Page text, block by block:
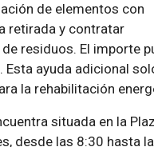
de elementos con
retirada y contratar
residuos. El importe
ayuda adicional
la rehabilitación
situada en la
desde las 8:30 hasta